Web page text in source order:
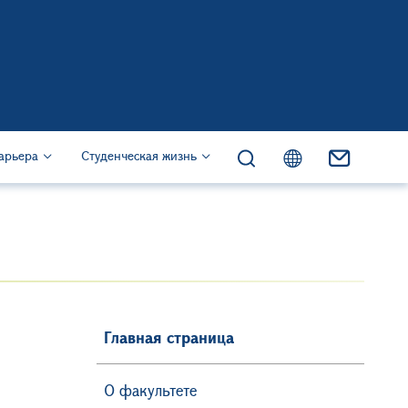
Студенческая жизнь
Главная страница
О факультете